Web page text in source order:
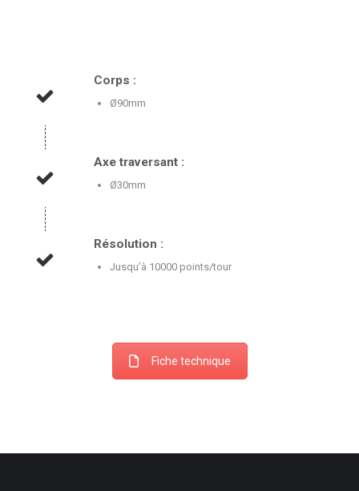
Corps :
Ø90mm
Axe traversant :
Ø30mm
Résolution :
Jusqu’à 10000 points/tour
Fiche technique